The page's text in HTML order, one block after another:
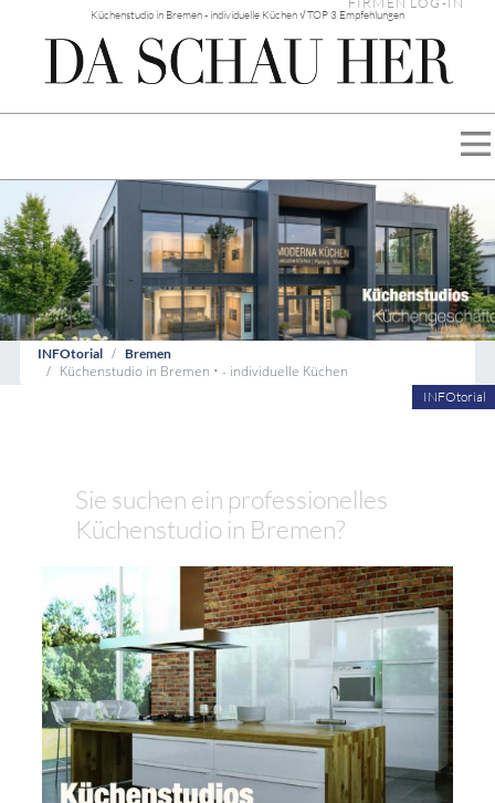
Küchenstudio in Bremen - individuelle Küchen √ TOP 3 Empfehlungen
INFOtorial Bremen
Küchenstudio in Bremen • - individuelle Küchen
INFOtorial
Sie suchen ein professionelles
Küchenstudio in Bremen?